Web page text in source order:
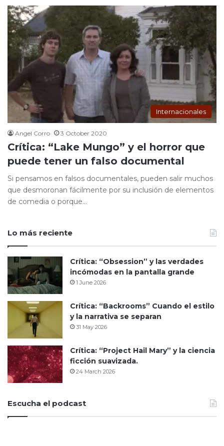
Internacionales
Angel Corro 3 October 2020
Crítica: “Lake Mungo” y el horror que
puede tener un falso documental
Si pensamos en falsos documentales, pueden salir muchos
que desmoronan fácilmente por su inclusión de elementos
de comedia o porque…
Lo más reciente
Crítica: “Obsession” y las verdades
incómodas en la pantalla grande
1 June 2026
Crítica: “Backrooms” Cuando el estilo
y la narrativa se separan
31 May 2026
Crítica: “Project Hail Mary” y la ciencia
ficción suavizada.
24 March 2026
Escucha el podcast